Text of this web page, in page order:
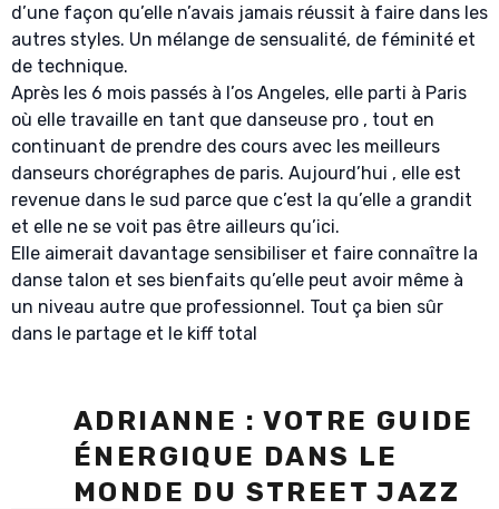
d’une façon qu’elle n’avais jamais réussit à faire dans les
autres styles. Un mélange de sensualité, de féminité et
de technique.
Après les 6 mois passés à l’os Angeles, elle parti à Paris
où elle travaille en tant que danseuse pro , tout en
continuant de prendre des cours avec les meilleurs
danseurs chorégraphes de paris. Aujourd’hui , elle est
revenue dans le sud parce que c’est la qu’elle a grandit
et elle ne se voit pas être ailleurs qu’ici.
Elle aimerait davantage sensibiliser et faire connaître la
danse talon et ses bienfaits qu’elle peut avoir même à
un niveau autre que professionnel. Tout ça bien sûr
dans le partage et le kiff total
ADRIANNE : VOTRE GUIDE
ÉNERGIQUE DANS LE
MONDE DU STREET JAZZ